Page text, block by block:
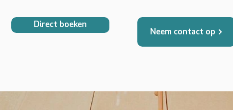
Direct boeken
Neem contact op